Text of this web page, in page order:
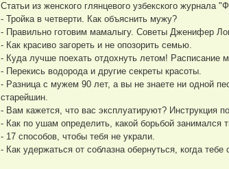
Статьи из женского глянцевого узбекского журнала
- Тройка в четверти. Как объяснить мужу?
- Правильно готовим мамалыгу. Советы Дженифер
- Как красиво загореть и не опозорить семью.
- Куда лучше поехать отдохнуть летом! Расписание
- Перекись водорода и другие секреты красоты.
- Разница с мужем 90 лет, а вы не знаете ни одной
старейшин.
- Вам кажется, что вас эксплуатируют? Инструкция
- Как по ушам определить, какой борьбой занимался
- 17 способов, чтобы тебя не украли.
- Как удержаться от соблазна обернуться, когда тебе